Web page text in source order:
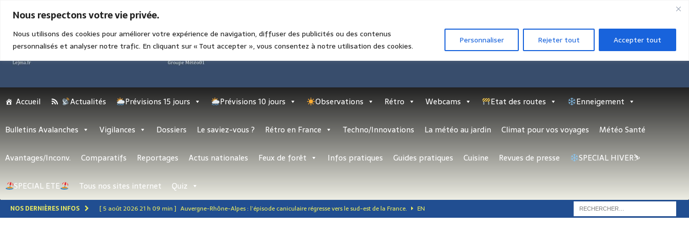
Nous respectons votre vie privée.
Nous utilisons des cookies pour améliorer votre expérience de navigation, diffuser des publicités ou des contenus
personnalisés et analyser notre trafic. En cliquant sur « Tout accepter », vous consentez à notre utilisation des cookies.
Personnaliser Rejeter tout Accepter tout
Accueil Actualités Prévisions 15 jours Prévisions 10 jours Observations Rétro Webcams Etat des routes Enneigement
Bulletins Avalanches Vigilances Dossiers Le saviez-vous ? Rétro en France Techno/Innovations La météo au jardin Climat pour vos voyages Météo Santé
Avantages/Inconv. Comparatifs Reportages Actus nationales Feux de forêt Infos pratiques Guides pratiques Cuisine Revues de presse SPECIAL HIVER⛷
SPECIAL ETE Tous nos sites internet Quiz
NOS DERNIÈRES INFOS [ 5 août 2026 21 h 09 min ] Auvergne-Rhône-Alpes : l’épisode caniculaire régresse vers le sud-est de la France.
EN